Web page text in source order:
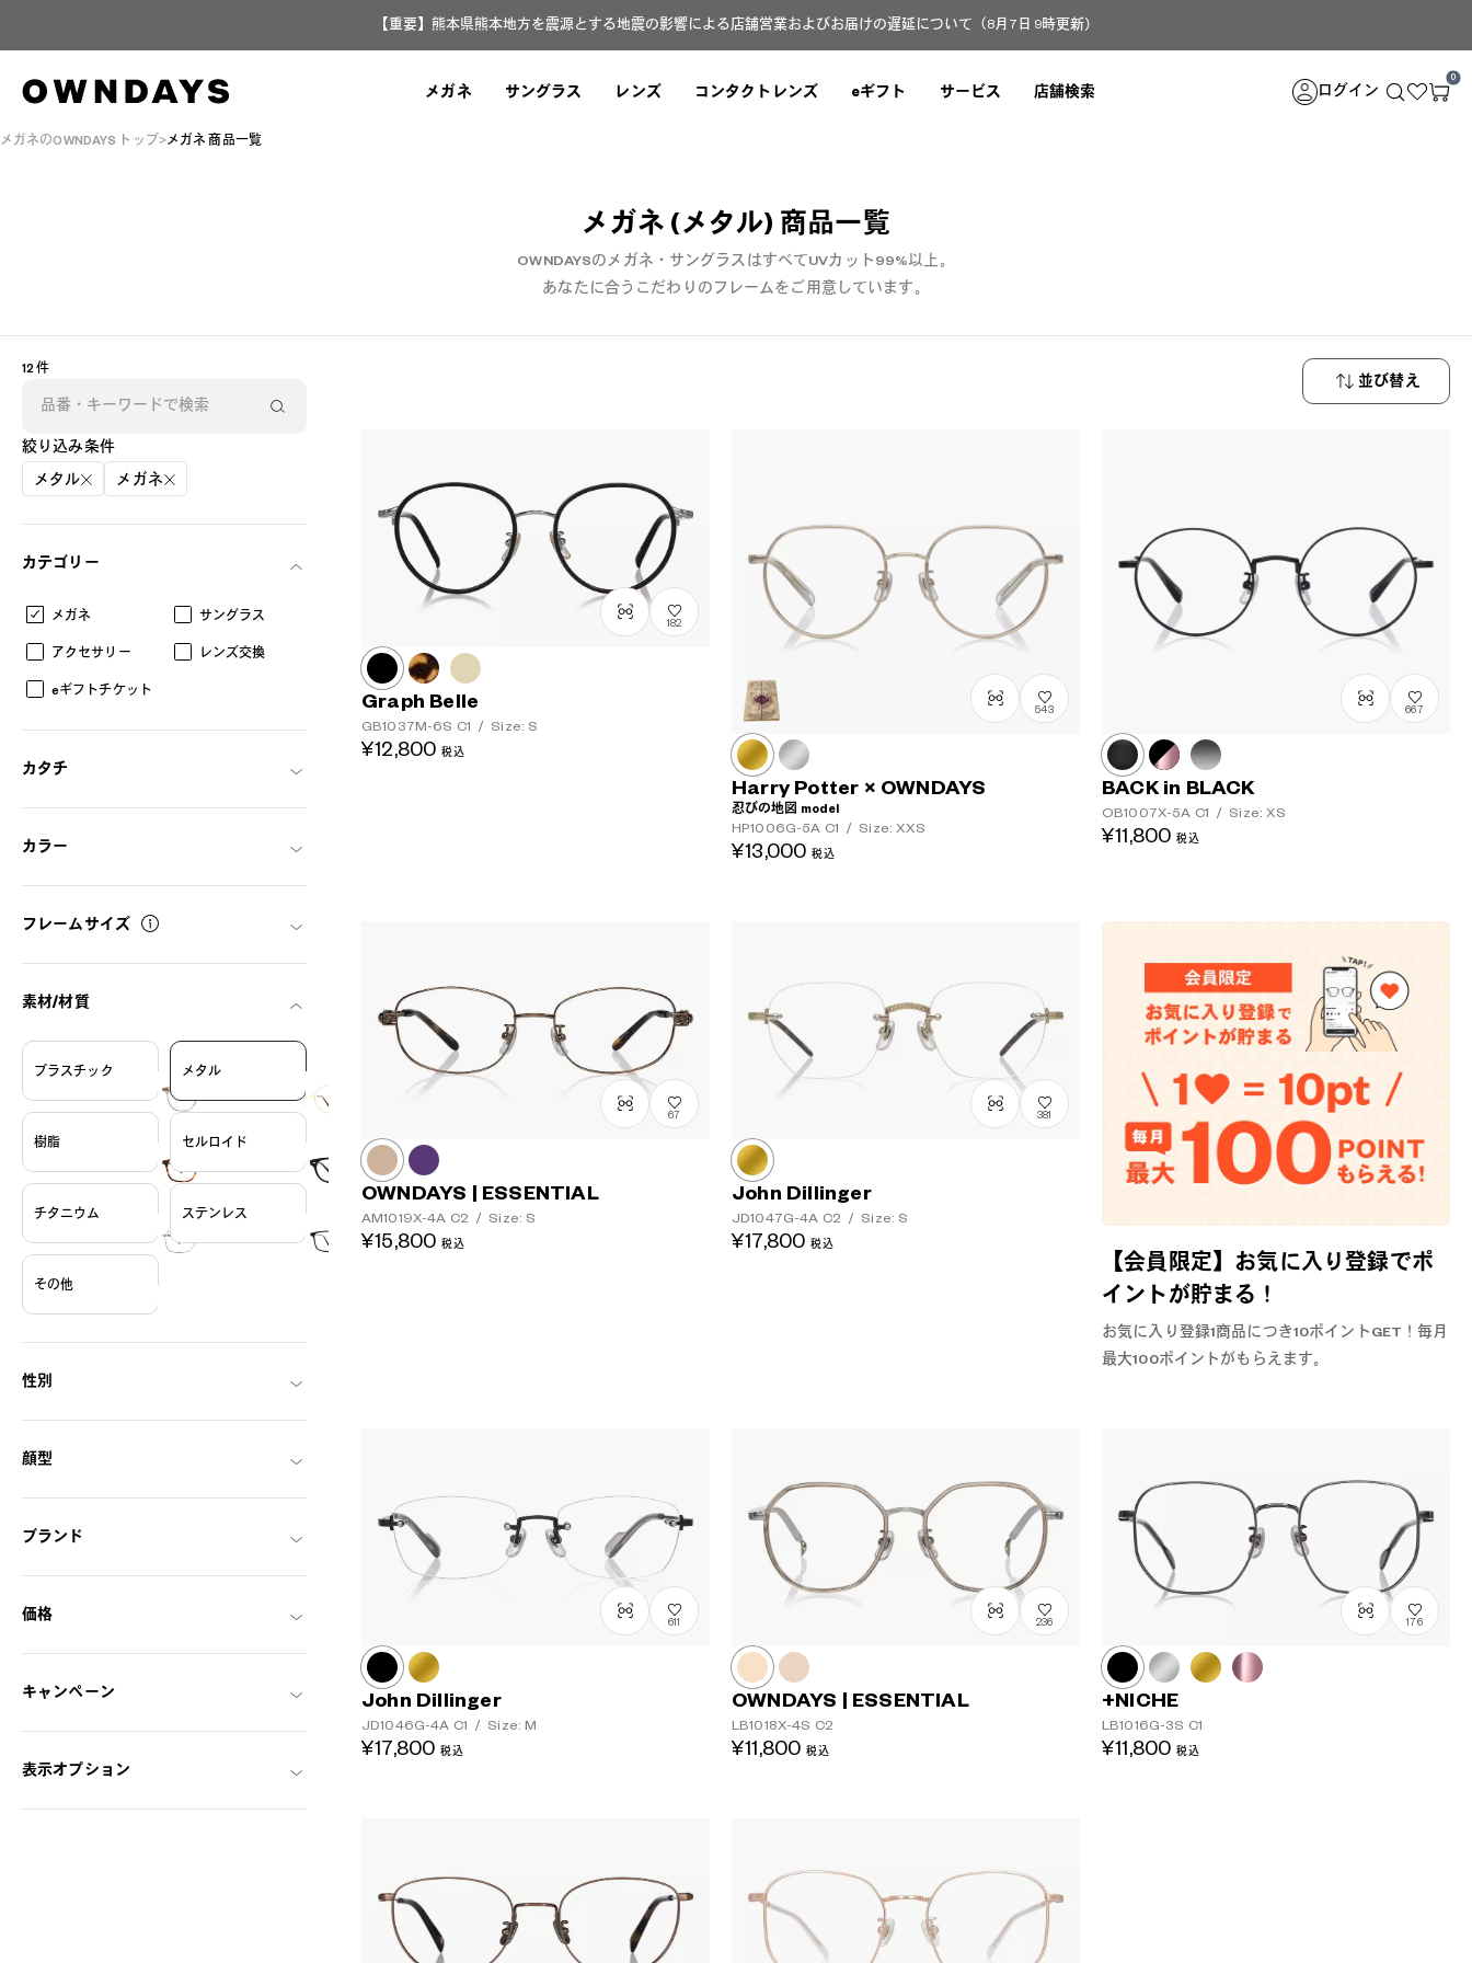
【重要】熊本県熊本地方を震源とする地震の影響による店舗営業およびお届けの遅延について（8月7日 9時更新）
メガネ サングラス レンズ コンタクトレンズ eギフト サービス 店舗検索 ログイン
0
メガネのOWNDAYS トップ メガネ 商品一覧
メガネ (メタル) 商品一覧
OWNDAYSのメガネ・サングラスはすべてUVカット99%以上。
あなたに合うこだわりのフレームをご用意しています。
12 件
絞り込み条件
メタル メガネ
カテゴリー
メガネ サングラス
アクセサリー レンズ交換
eギフトチケット
カタチ
カラー
フレームサイズ
素材/材質
プラスチック メタル
樹脂 セルロイド
チタニウム ステンレス
その他
性別
顔型
ブランド
価格
キャンペーン
表示オプション
並び替え
【会員限定】お気に入り登録でポ
イントが貯まる！
お気に入り登録1商品につき10ポイントGET！毎月
最大100ポイントがもらえます。
182
Graph Belle
GB1037M-6S C1 / Size: S
¥12,800 税込
543
Harry Potter × OWNDAYS
忍びの地図 model
HP1006G-5A C1 / Size: XXS
¥13,000 税込
667
BACK in BLACK
OB1007X-5A C1 / Size: XS
¥11,800 税込
67
OWNDAYS | ESSENTIAL
AM1019X-4A C2 / Size: S
¥15,800 税込
381
John Dillinger
JD1047G-4A C2 / Size: S
¥17,800 税込
611
John Dillinger
JD1046G-4A C1 / Size: M
¥17,800 税込
236
OWNDAYS | ESSENTIAL
LB1018X-4S C2
¥11,800 税込
176
+NICHE
LB1016G-3S C1
¥11,800 税込